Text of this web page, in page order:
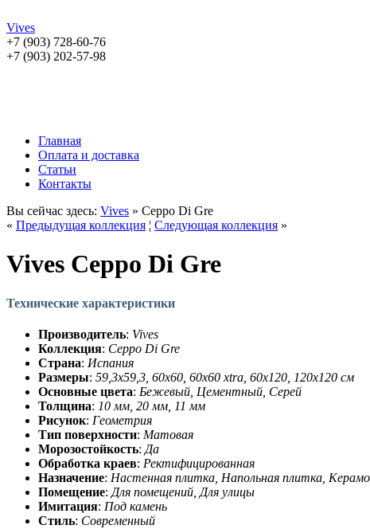
Vives
+7 (903) 728-60-76
+7 (903) 202-57-98
Главная
Оплата и доставка
Статьи
Контакты
Вы сейчас здесь: Vives » Ceppo Di Gre
« Предыдущая коллекция ¦ Следующая коллекция »
Vives Ceppo Di Gre
Технические характеристики
Производитель: Vives
Коллекция: Ceppo Di Gre
Страна: Испания
Размеры: 59,3x59,3, 60x60, 60x60 xtra, 60x120, 120x120 см
Основные цвета: Бежевый, Цементный, Серей
Толщина: 10 мм, 20 мм, 11 мм
Рисунок: Геометрия
Тип поверхности: Матовая
Морозостойкость: Да
Обработка краев: Ректифицированная
Назначение: Настенная плитка, Напольная плитка,
Помещение: Для помещений, Для улицы
Имитация: Под камень
Стиль: Современный